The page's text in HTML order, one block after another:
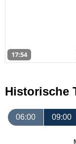
17:54
Historische
06:00 09:00